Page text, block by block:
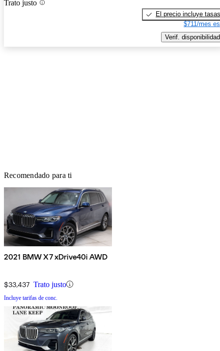
Trato justo
El precio incluye tasas
$711/mes
Verif. disponibilidad
Recomendado para ti
2021 BMW X7 xDrive40i AWD
$33,437 Trato justo
Incluye tarifas de conc.